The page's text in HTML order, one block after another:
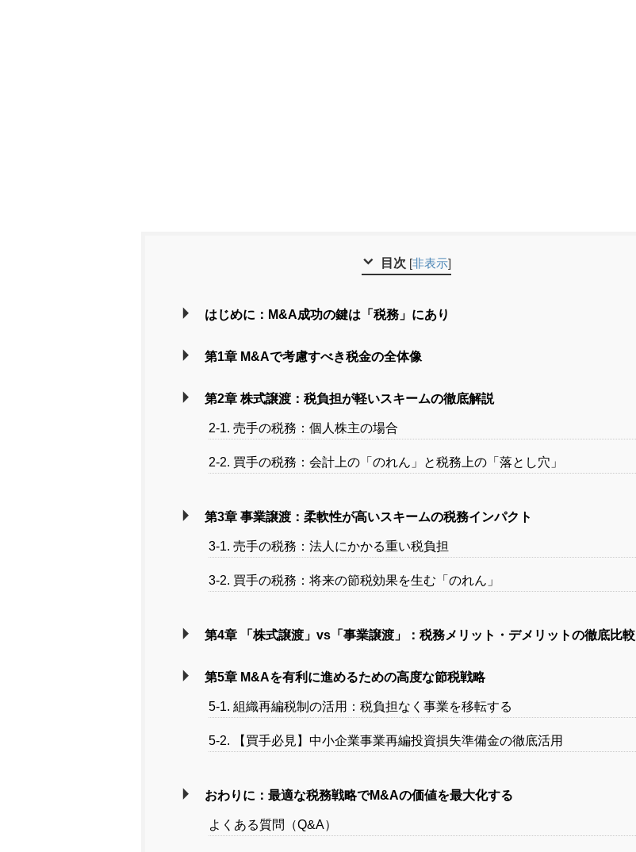
目次 [非表示]
はじめに：M&A成功の鍵は「税務」にあり
第1章 M&Aで考慮すべき税金の全体像
第2章 株式譲渡：税負担が軽いスキームの徹底解説
2-1. 売手の税務：個人株主の場合
2-2. 買手の税務：会計上の「のれん」と税務上の「落とし穴」
第3章 事業譲渡：柔軟性が高いスキームの税務インパクト
3-1. 売手の税務：法人にかかる重い税負担
3-2. 買手の税務：将来の節税効果を生む「のれん」
第4章 「株式譲渡」vs「事業譲渡」：税務メリット・デメリットの徹底比較
第5章 M&Aを有利に進めるための高度な節税戦略
5-1. 組織再編税制の活用：税負担なく事業を移転する
5-2. 【買手必見】中小企業事業再編投資損失準備金の徹底活用
おわりに：最適な税務戦略でM&Aの価値を最大化する
よくある質問（Q&A）